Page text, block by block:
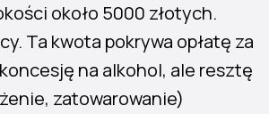
około 5000 złotych.
Ta kwota pokrywa opłatę za
na alkohol, ale resztę
zatowarowanie)